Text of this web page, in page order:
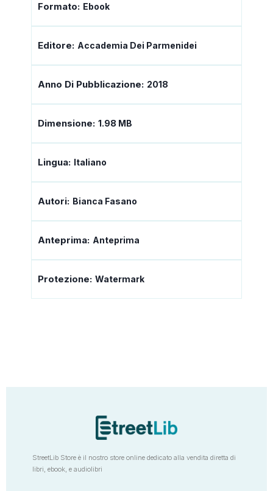
Formato: Ebook
Editore: Accademia Dei Parmenidei
Anno Di Pubblicazione: 2018
Dimensione: 1.98 MB
Lingua: Italiano
Autori: Bianca Fasano
Anteprima: Anteprima
Protezione: Watermark
StreetLib Store è il nostro store online dedicato alla vendita diretta di
libri, ebook, e audiolibri